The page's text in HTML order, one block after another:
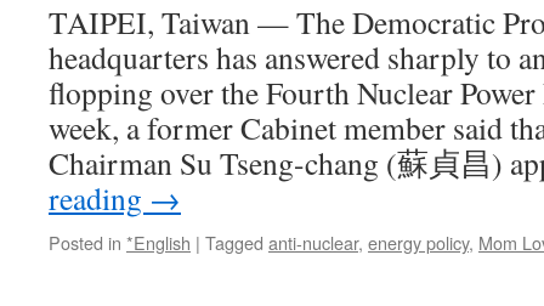
TAIPEI, Taiwan — The Democratic
headquarters has answered sharply to
flopping over the Fourth Nuclear
week, a former Cabinet member said
Chairman Su Tseng-chang (蘇貞昌)
reading →
Posted in *English | Tagged anti-nuclear, energy policy, Mom